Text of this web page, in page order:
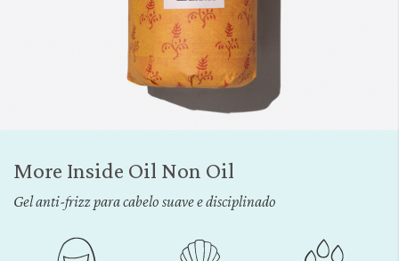
início
More Inside Oil Non Oil
Gel anti-frizz para cabelo suave e disciplinado